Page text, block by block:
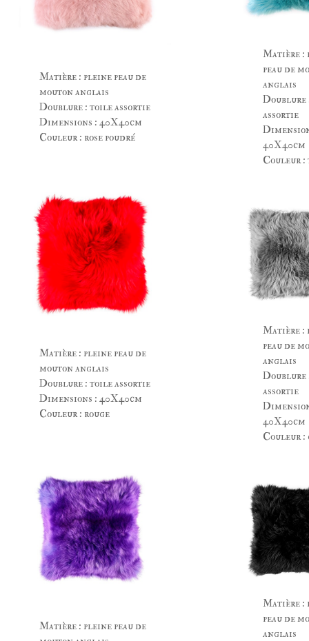
Matière : pleine peau de
mouton anglais
Doublure : toile assortie
Dimensions : 40X40cm
Couleur : rose poudré
Matière :
peau de
anglais
assortie
40X40cm
Couleur :
Matière : pleine peau de
mouton anglais
Doublure : toile assortie
Dimensions : 40X40cm
Couleur : rouge
Matière :
peau de
anglais
assortie
40X40cm
Couleur :
Matière : pleine peau de
Matière :
peau de
anglais